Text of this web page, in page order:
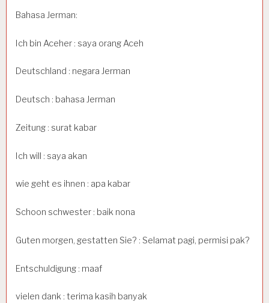
Bahasa Jerman:
Ich bin Aceher : saya orang Aceh
Deutschland : negara Jerman
Deutsch : bahasa Jerman
Zeitung : surat kabar
Ich will : saya akan
wie geht es ihnen : apa kabar
Schoon schwester : baik nona
Guten morgen, gestatten Sie? : Selamat pagi, permisi pak?
Entschuldigung : maaf
vielen dank : terima kasih banyak